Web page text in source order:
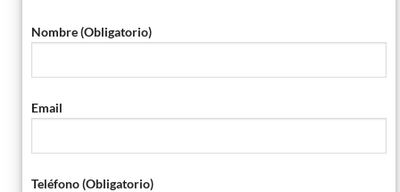
Nombre (Obligatorio)
Email
Teléfono (Obligatorio)